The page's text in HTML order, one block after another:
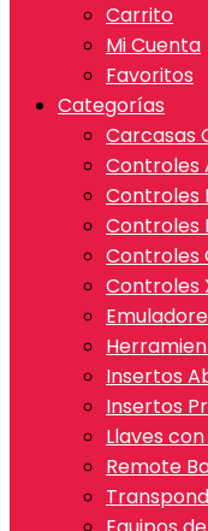
Carrito
Mi Cuenta
Favoritos
Categorías
Carcasas
Controles
Controles
Controles
Controles
Controles
Insertos
Insertos
Llaves
Remote